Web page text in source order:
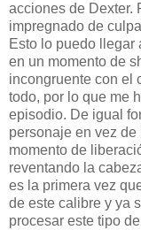
acciones de Dexter.
impregnado de
Esto lo puedo llegar
en un momento de
incongruente con el
todo, por lo que me
episodio. De igual
personaje en vez de
momento de
reventando la
es la primera vez
de este calibre y ya
procesar este tipo